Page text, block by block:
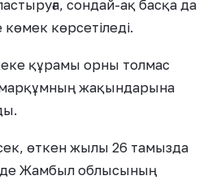
сондай-ақ басқа да
көрсетіледі.
құрамы орны толмас
марқұмның жақындарына
өткен жылы 26 тамызда
де Жамбыл облысының